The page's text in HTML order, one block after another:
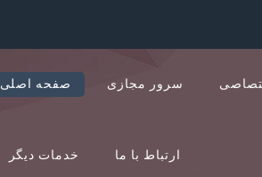
صفحه اصلی سرور مجازی
خدمات دیگر ارتباط با ما